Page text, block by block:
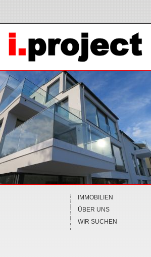
IMMOBILIEN
ÜBER UNS
WIR SUCHEN